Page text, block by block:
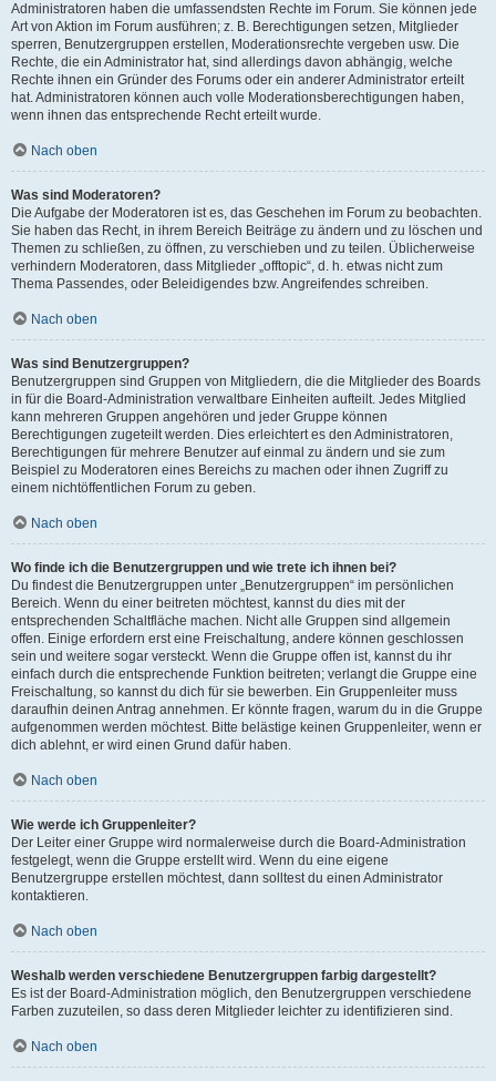
Administratoren haben die umfassendsten Rechte im Forum. Sie können jede
Art von Aktion im Forum ausführen; z. B. Berechtigungen setzen, Mitglieder
sperren, Benutzergruppen erstellen, Moderationsrechte vergeben usw. Die
Rechte, die ein Administrator hat, sind allerdings davon abhängig, welche
Rechte ihnen ein Gründer des Forums oder ein anderer Administrator erteilt
hat. Administratoren können auch volle Moderationsberechtigungen haben,
wenn ihnen das entsprechende Recht erteilt wurde.
Nach oben
Was sind Moderatoren?
Die Aufgabe der Moderatoren ist es, das Geschehen im Forum zu beobachten.
Sie haben das Recht, in ihrem Bereich Beiträge zu ändern und zu löschen und
Themen zu schließen, zu öffnen, zu verschieben und zu teilen. Üblicherweise
verhindern Moderatoren, dass Mitglieder „offtopic“, d. h. etwas nicht zum
Thema Passendes, oder Beleidigendes bzw. Angreifendes schreiben.
Nach oben
Was sind Benutzergruppen?
Benutzergruppen sind Gruppen von Mitgliedern, die die Mitglieder des Boards
in für die Board-Administration verwaltbare Einheiten aufteilt. Jedes Mitglied
kann mehreren Gruppen angehören und jeder Gruppe können
Berechtigungen zugeteilt werden. Dies erleichtert es den Administratoren,
Berechtigungen für mehrere Benutzer auf einmal zu ändern und sie zum
Beispiel zu Moderatoren eines Bereichs zu machen oder ihnen Zugriff zu
einem nichtöffentlichen Forum zu geben.
Nach oben
Wo finde ich die Benutzergruppen und wie trete ich ihnen bei?
Du findest die Benutzergruppen unter „Benutzergruppen“ im persönlichen
Bereich. Wenn du einer beitreten möchtest, kannst du dies mit der
entsprechenden Schaltfläche machen. Nicht alle Gruppen sind allgemein
offen. Einige erfordern erst eine Freischaltung, andere können geschlossen
sein und weitere sogar versteckt. Wenn die Gruppe offen ist, kannst du ihr
einfach durch die entsprechende Funktion beitreten; verlangt die Gruppe eine
Freischaltung, so kannst du dich für sie bewerben. Ein Gruppenleiter muss
daraufhin deinen Antrag annehmen. Er könnte fragen, warum du in die Gruppe
aufgenommen werden möchtest. Bitte belästige keinen Gruppenleiter, wenn er
dich ablehnt, er wird einen Grund dafür haben.
Nach oben
Wie werde ich Gruppenleiter?
Der Leiter einer Gruppe wird normalerweise durch die Board-Administration
festgelegt, wenn die Gruppe erstellt wird. Wenn du eine eigene
Benutzergruppe erstellen möchtest, dann solltest du einen Administrator
kontaktieren.
Nach oben
Weshalb werden verschiedene Benutzergruppen farbig dargestellt?
Es ist der Board-Administration möglich, den Benutzergruppen verschiedene
Farben zuzuteilen, so dass deren Mitglieder leichter zu identifizieren sind.
Nach oben